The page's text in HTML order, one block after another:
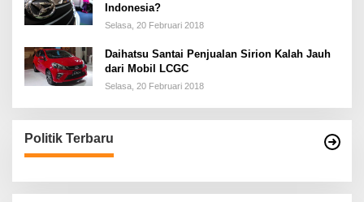
Indonesia?
Selasa, 20 Februari 2018
Daihatsu Santai Penjualan Sirion Kalah Jauh
dari Mobil LCGC
Selasa, 20 Februari 2018
Politik Terbaru